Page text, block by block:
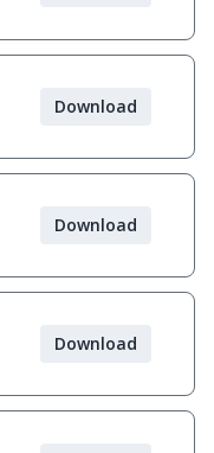
Download
Download
Download